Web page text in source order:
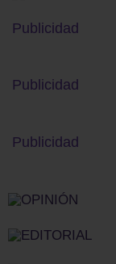
Publicidad
Publicidad
Publicidad